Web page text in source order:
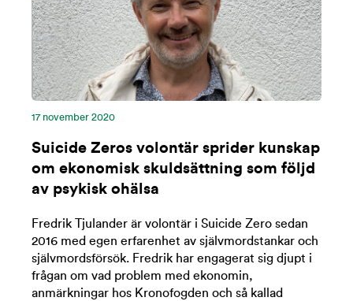
17 november 2020
Suicide Zeros volontär sprider kunskap
om ekonomisk skuldsättning som följd
av psykisk ohälsa
Fredrik Tjulander är volontär i Suicide Zero sedan
2016 med egen erfarenhet av självmordstankar och
självmordsförsök. Fredrik har engagerat sig djupt i
frågan om vad problem med ekonomin,
anmärkningar hos Kronofogden och så kallad